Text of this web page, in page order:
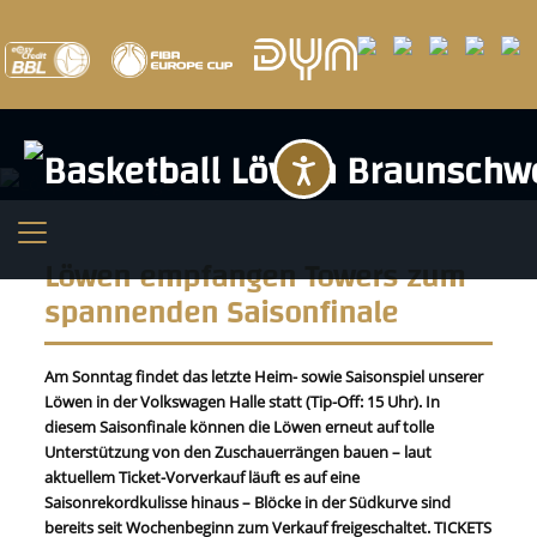
Löwen empfangen Towers zum
spannenden Saisonfinale
Am Sonntag findet das letzte Heim- sowie Saisonspiel unserer
Löwen in der Volkswagen Halle statt (Tip-Off: 15 Uhr). In
diesem Saisonfinale können die Löwen erneut auf tolle
Unterstützung von den Zuschauerrängen bauen – laut
aktuellem Ticket-Vorverkauf läuft es auf eine
Saisonrekordkulisse hinaus – Blöcke in der Südkurve sind
bereits seit Wochenbeginn zum Verkauf freigeschaltet. TICKETS